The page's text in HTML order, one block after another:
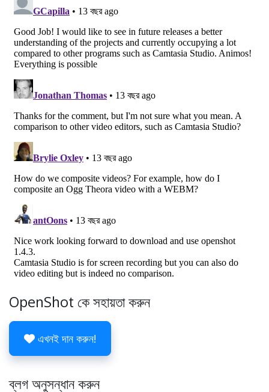
OpenShot কে সহায়তা করুন
এখনই দান করুন!
ব্লগ অনুসন্ধান করুন